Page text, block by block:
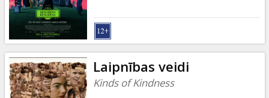
Laipnības veidi
Kinds of Kindness